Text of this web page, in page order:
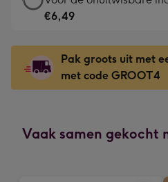
-
130
x
130
mm
-
Meest
-
Dimensions:
167
mm
vierkante
-
€6,49
-
onuitwisbare
€6,49
Pak groots uit met
met code GROOT4
Vaak samen gekocht